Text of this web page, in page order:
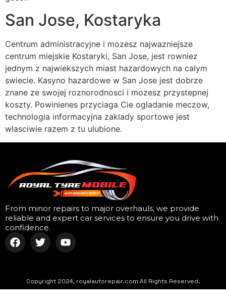
San Jose, Kostaryka
Centrum administracyjne i mozesz najwazniejsze
centrum miejskie Kostaryki, San Jose, jest rowniez
jednym z najwiekszych miast hazardowych na calym
swiecie. Kasyno hazardowe w San Jose jest dobrze
znane ze swojej roznorodnosci i mozesz przystepnej
koszty. Powinienes przyciaga Cie ogladanie meczow,
technologia informacyjna zaklady sportowe jest
wlasciwie razem z tu ulubione.
From minor repairs to major overhauls, we provide
reliable and expert car services to ensure you drive with
confidence.
Copyright 2024, royalautorepair.com All Rights Reserved.